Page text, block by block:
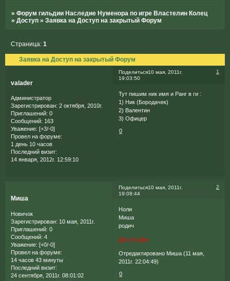
»Форум гильдии Наследие Нуменора по игре Властелин Колец
»Доступ »Заявка на Доступ на закрытый Форум
Заявка на Доступ на закрытый Форум
Страница:1
Поделиться 1
10 мая, 2011г.
19:03:50
valader
Администратор
Зарегистрирован: 2 октября, 2010г.
Приглашений: 0
Сообщений: 163
Уважение: [+3/-0]
Провел на форуме:
1 день 10 часов
Последний визит:
14 января, 2012г. 12:59:10
Тут пишим ник имя и Ранг в ги :
1) Ник (Бородачек)
2) Валентин
3) Офицер
0
Поделиться 2
10 мая, 2011г.
19:08:44
Миша
Новичок
Зарегистрирован: 10 мая, 2011г.
Приглашений: 0
Сообщений: 4
Уважение: [+0/-0]
Провел на форуме:
14 часов 43 минуты
Последний визит:
24 сентября, 2011г. 08:01:02
Ноли
Миша
родич
Доступ Дан
Отредактировано Миша (11 мая,
2011г. 22:04:49)
0